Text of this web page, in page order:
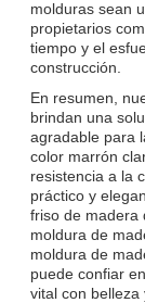
molduras sean
propietarios
tiempo y el
construcción.
En resumen,
brindan una
agradable para
color marrón
resistencia a la
práctico y
friso de madera
moldura de
moldura de
puede confiar
vital con belleza